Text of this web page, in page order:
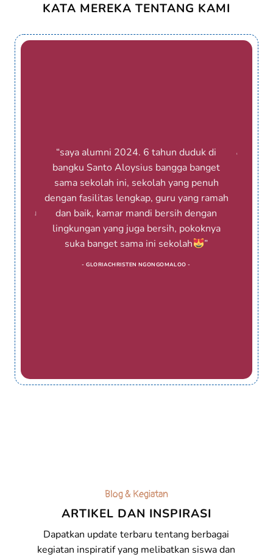
KATA MEREKA TENTANG KAMI
“saya alumni 2024. 6 tahun duduk di
bangku Santo Aloysius bangga banget
sama sekolah ini, sekolah yang penuh
dengan fasilitas lengkap, guru yang ramah
dan baik, kamar mandi bersih dengan
lingkungan yang juga bersih, pokoknya
suka banget sama ini sekolah
”
- GLORIACHRISTEN NGONGOMALOO -
para
ilmu
Blog & Kegiatan
ARTIKEL DAN INSPIRASI
Dapatkan update terbaru tentang berbagai
kegiatan inspiratif yang melibatkan siswa dan